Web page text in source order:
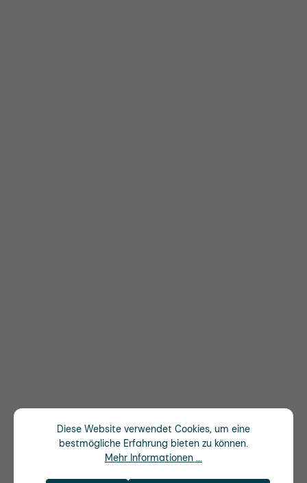
Diese Website verwendet Cookies, um eine
bestmögliche Erfahrung bieten zu können.
Mehr Informationen ...